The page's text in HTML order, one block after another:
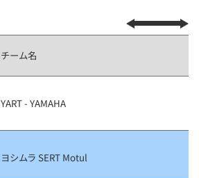
チーム名
YART - YAMAHA
ヨシムラ SERT Motul